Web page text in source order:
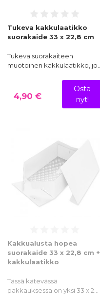
Tukeva kakkulaatikko
suorakaide 33 x 22,8 cm
Tukeva suorakaiteen
muotoinen kakkulaatikko, jo…
4,90 €
Osta
nyt!
Kakkualusta hopea
suorakaide 33 x 22,8 cm +
kakkulaatikko
Tässä kätevässä
pakkauksessa on yksi 33 x 2…